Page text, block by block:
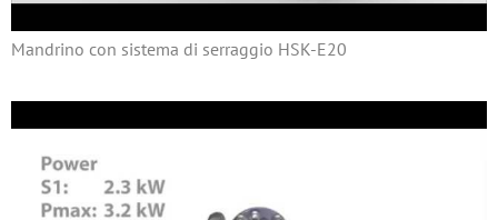
Mandrino con sistema di serraggio HSK-E20